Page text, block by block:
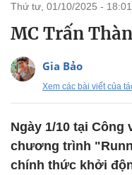
thứ tư, 01/10/2025 - 18:01
MC Trấn
Gia Bảo
Xem các bài viết của
Ngày 1/10 tại Công
chương trình
chính thức khởi